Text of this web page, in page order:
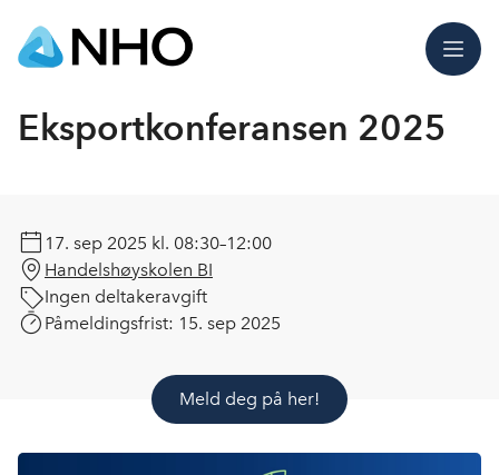
Meny
Eksportkonferansen 2025
17. sep 2025 kl. 08:30–12:00
Handelshøyskolen BI
Ingen deltakeravgift
Påmeldingsfrist: 15. sep 2025
Meld deg på her!